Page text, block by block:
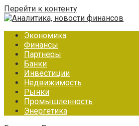
Перейти к контенту
Экономика
Финансы
Партнеры
Банки
Инвестиции
Недвижимость
Рынки
Промышленность
Энергетика